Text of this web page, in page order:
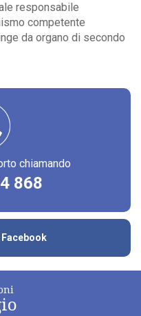
responsabile
competente
da organo di secondo
chiamando
868
Facebook